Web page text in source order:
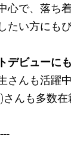
心で、落ち
たい方にも
デビューに
さんも活躍中
んも多数在